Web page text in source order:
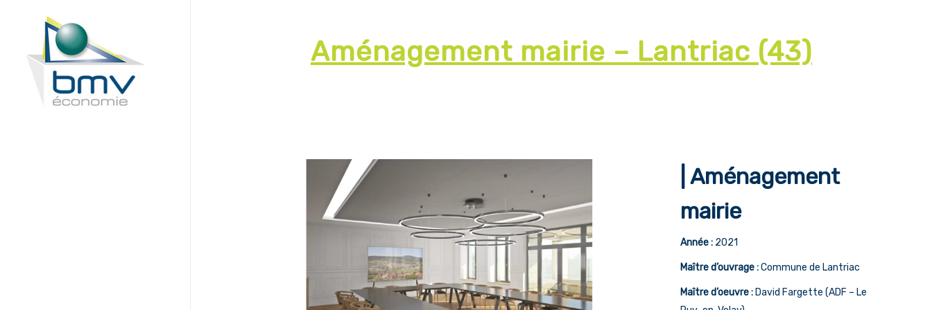
Aménagement mairie – Lantriac (43)
| Aménagement
mairie
Année :2021
Maître d’ouvrage :Commune de Lantriac
Maître d’oeuvre :David Fargette (ADF – Le